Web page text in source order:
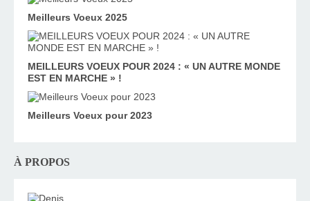
Meilleurs Voeux 2025
MEILLEURS VOEUX POUR 2024 : « UN AUTRE MONDE
EST EN MARCHE » !
Meilleurs Voeux pour 2023
À PROPOS